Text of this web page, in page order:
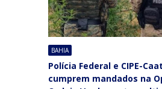
BAHIA
Polícia Federal e CIPE-
cumprem mandados na